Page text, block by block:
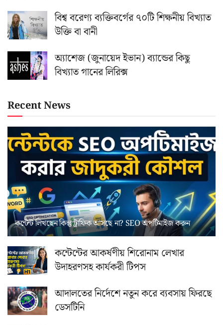
বিশ্ব বরেণ্য ব্যক্তিবর্গের ৭০টি শিক্ষনীয় বিখ্যাত
উক্তি বা বানী
অ্যাশেজ (জুনায়েদ ইভান) ব্যান্ডের কিছু
বিখ্যাত গানের লিরিক্স
Recent News
কন্টেন্ট লিখছেন কিন্তু ট্রাফিক আসছে না? ‍SEO অপটিমাইজ করুন
কন্টেন্টের আকর্ষণীয় শিরোনাম লেখার
উদাহরণসহ কার্যকরী টিপস
আদালতের নির্দেশে নতুন করে ব্যবসায় ফিরছে
ডেসটিনি